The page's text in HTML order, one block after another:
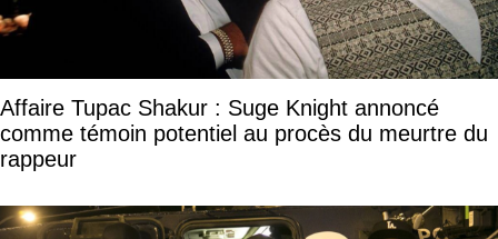
Affaire Tupac Shakur : Suge Knight annoncé
comme témoin potentiel au procès du meurtre du
rappeur